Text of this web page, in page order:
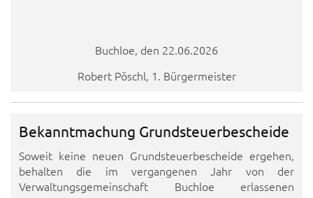
Buchloe, den 22.06.2026
Robert Pöschl, 1. Bürgermeister
Bekanntmachung Grundsteuerbescheide
Soweit keine neuen Grundsteuerbescheide ergehen,
behalten die im vergangenen Jahr von der
Verwaltungsgemeinschaft Buchloe erlassenen